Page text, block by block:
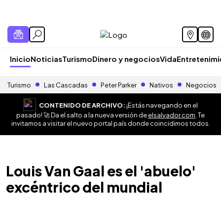
InicioNoticiasTurismoDinero y negociosVida
Turismo Las Cascadas Peter Parker Nativos Negocios
CONTENIDO DE ARCHIVO:¡Estás navegando en el
pasado! 🚀 Da el salto a la nueva versión deelsalvador.com . Te
invitamos a visitar el nuevo portal país donde coincidimos todos.
Louis Van Gaal es el 'abuelo'
excéntrico del mundial